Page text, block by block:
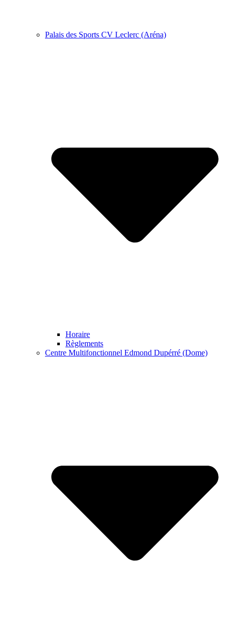
Palais des Sports CV Leclerc (Aréna)
Horaire
Règlements
Centre Multifonctionnel Edmond Dupérré (Dome)